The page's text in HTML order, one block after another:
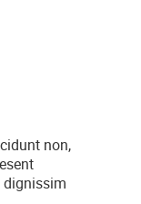
non,
dignissim